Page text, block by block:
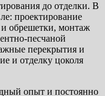
до отделки. В
проектирование
обрешетки, монтаж
песчаной
перекрытия и
и отделку цоколя
опыт и постоянно